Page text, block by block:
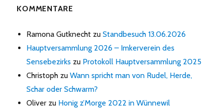
KOMMENTARE
Ramona Gutknecht zuStandbesuch 13.06.2026
Hauptversammlung 2026 – Imkerverein des
Sensebezirks zu Protokoll Hauptversammlung 2025
Christoph zuWann spricht man von Rudel, Herde,
Schar oder Schwarm?
Oliver zu Honig z’Morge 2022 in Wünnewil